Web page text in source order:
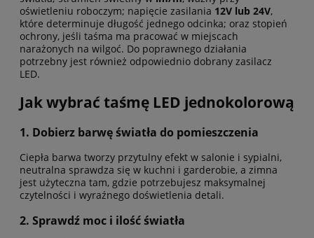
oświetleniu roboczym; napięcie zasilania 12V lub 24V,
które determinuje długość jednego odcinka; oraz stopień
ochrony, jeśli taśma ma pracować w miejscach
narażonych na wilgoć. Do poprawnego działania
potrzebny jest również odpowiednio dobrany zasilacz
LED.
Jak wybrać taśmę LED jednokolorową
1. Dobierz barwę światła do pomieszczenia
Ciepła barwa tworzy przytulny efekt w salonie i sypialni,
neutralna sprawdza się w kuchni i garderobie, a zimna
jest użyteczna tam, gdzie potrzebujesz maksymalnej
czytelności i wyraźnego doświetlenia detali.
2. Sprawdź moc i ilość światła